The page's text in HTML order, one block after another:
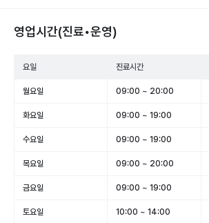
영업시간(진료•운영)
요일 진료시간
월요일 09:00 ~ 20:00
화요일 09:00 ~ 19:00
수요일 09:00 ~ 19:00
목요일 09:00 ~ 20:00
금요일 09:00 ~ 19:00
토요일 10:00 ~ 14:00